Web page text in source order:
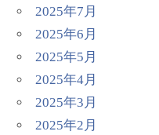
2025年7月
2025年6月
2025年5月
2025年4月
2025年3月
2025年2月